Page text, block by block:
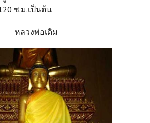
ซ.ม.เป็นต้น
หลวงพ่อเดิม